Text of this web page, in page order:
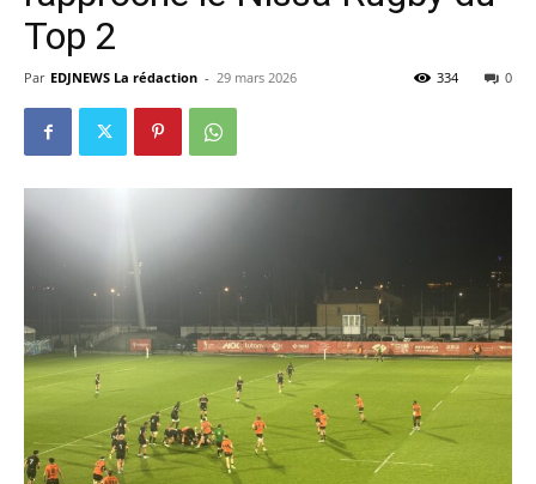
Top 2
Par EDJNEWS La rédaction - 29 mars 2026 0
334